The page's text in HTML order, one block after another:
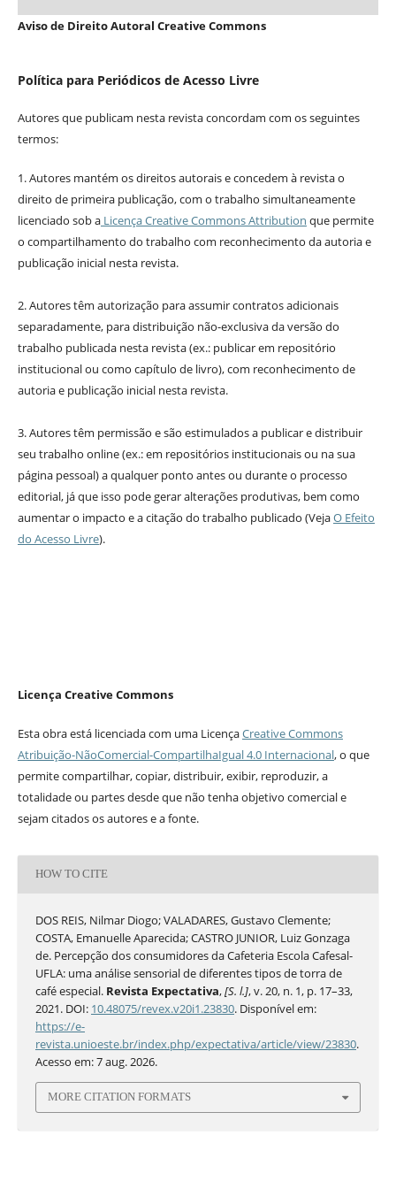
Aviso de Direito Autoral Creative Commons
Política para Periódicos de Acesso Livre
Autores que publicam nesta revista concordam com os seguintes
termos:
1. Autores mantém os direitos autorais e concedem à revista o
direito de primeira publicação, com o trabalho simultaneamente
licenciado sob aLicença Creative Commons Attribution que permite
o compartilhamento do trabalho com reconhecimento da autoria e
publicação inicial nesta revista.
2. Autores têm autorização para assumir contratos adicionais
separadamente, para distribuição não-exclusiva da versão do
trabalho publicada nesta revista (ex.: publicar em repositório
institucional ou como capítulo de livro), com reconhecimento de
autoria e publicação inicial nesta revista.
3. Autores têm permissão e são estimulados a publicar e distribuir
seu trabalho online (ex.: em repositórios institucionais ou na sua
página pessoal) a qualquer ponto antes ou durante o processo
editorial, já que isso pode gerar alterações produtivas, bem como
aumentar o impacto e a citação do trabalho publicado (VejaO Efeito
do Acesso Livre).
Licença Creative Commons
Esta obra está licenciada com uma LicençaCreative Commons
Atribuição-NãoComercial-CompartilhaIgual 4.0 Internacional, o que
permite compartilhar, copiar, distribuir, exibir, reproduzir, a
totalidade ou partes desde que não tenha objetivo comercial e
sejam citados os autores e a fonte.
HOW TO CITE
DOS REIS, Nilmar Diogo; VALADARES, Gustavo Clemente;
COSTA, Emanuelle Aparecida; CASTRO JUNIOR, Luiz Gonzaga
de. Percepção dos consumidores da Cafeteria Escola Cafesal-
UFLA: uma análise sensorial de diferentes tipos de torra de
café especial. Revista Expectativa,[S. l.], v. 20, n. 1, p. 17–33,
2021. DOI: 10.48075/revex.v20i1.23830. Disponível em:
https://e-
revista.unioeste.br/index.php/expectativa/article/view/23830.
Acesso em: 7 aug. 2026.
MORE CITATION FORMATS